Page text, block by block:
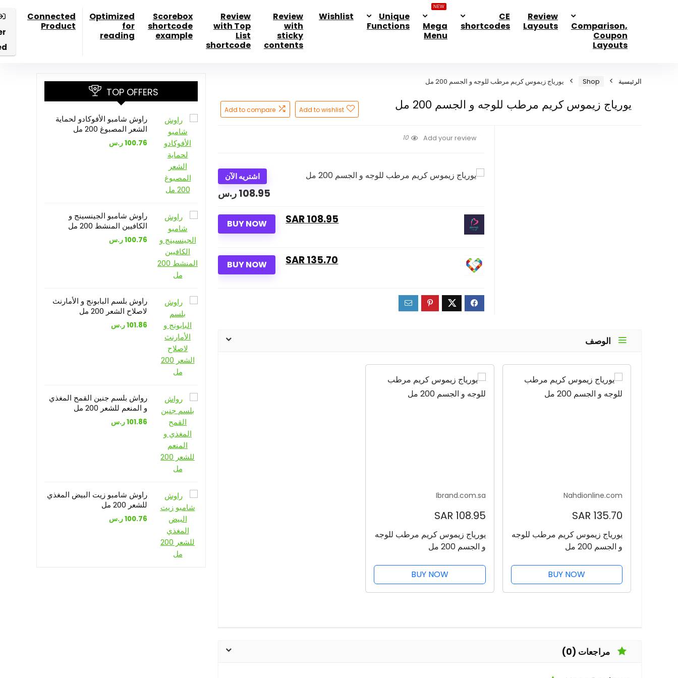
Comparison,
Coupon
Layouts
Review
Layouts
CE
shortcodes
Mega
Menu
NEW
Unique
Functions
Wishlist
Review
with
sticky
contents
Review
with Top
List
shortcode
Scorebox
shortcode
example
Optimized
for
reading
Connected
Product
الرئيسية Shop يورياج زيموس كريم مرطب للوجه و الجسم 200 مل
يورياج زيموس كريم مرطب للوجه و الجسم 200 مل Add to wishlist
Add to compare
Add your review
10
اشتريه الآن
108.95ر.س
BUY NOW 108.95 SAR
BUY NOW 135.70 SAR
الوصف
Nahdionline.com
135.70 SAR
يورياج زيموس كريم مرطب للوجه
و الجسم 200 مل
BUY NOW
Ibrand.com.sa
108.95 SAR
يورياج زيموس كريم مرطب للوجه
و الجسم 200 مل
BUY NOW
مراجعات (0)
TOP OFFERS
راوش شامبو الأفوكادو لحماية
الشعر المصبوغ 200 مل
100.76ر.س
راوش شامبو الجينسينج و
الكافيين المنشط 200 مل
100.76ر.س
راوش بلسم البابونج و الأمارنث
لاصلاح الشعر 200 مل
101.86ر.س
رواش بلسم جنين القمح المغذي
و المنعم للشعر 200 مل
101.86ر.س
راوش شامبو زيت البيض المغذي
للشعر 200 مل
100.76ر.س